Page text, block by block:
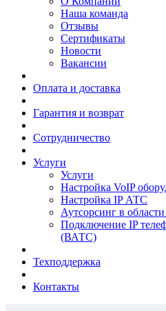
Наша команда
Отзывы
Сертификаты
Новости
Вакансии
Оплата и доставка
Гарантия и возврат
Сотрудничество
Услуги
Услуги
Настройка VoIP
Настройка IP АТС
Аутсорсинг в
Подключение IP
(ВАТС)
Техподдержка
Контакты